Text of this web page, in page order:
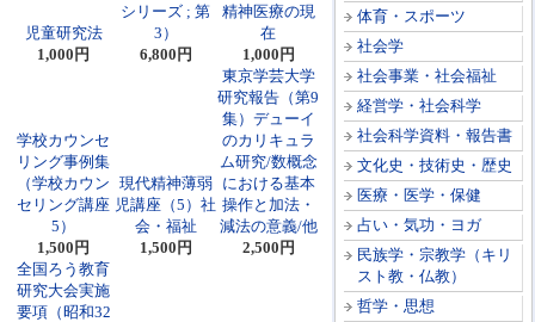
体育・スポーツ
社会学
社会事業・社会福祉
経営学・社会科学
社会科学資料・報告書
文化史・技術史・歴史
医療・医学・保健
占い・気功・ヨガ
民族学・宗教学（キリ
スト教・仏教）
哲学・思想
児童研究法
1,000円
シリーズ ; 第
3）
6,800円
精神医療の現
在
1,000円
学校カウンセ
リング事例集
（学校カウン
セリング講座
5）
1,500円
現代精神薄弱
児講座（5）社
会・福祉
1,500円
東京学芸大学
研究報告（第9
集）デューイ
のカリキュラ
ム研究/数概念
における基本
操作と加法・
減法の意義/他
2,500円
全国ろう教育
研究大会実施
要項（昭和32